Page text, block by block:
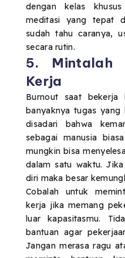
dengan kelas
meditasi yang tepat
sudah tahu caranya,
secara rutin.
5. Mintalah
Kerja
Burnout saat bekerja
banyaknya tugas yang
disadari bahwa
sebagai manusia
mungkin bisa
dalam satu waktu.
diri maka besar
Cobalah untuk
kerja jika memang
luar kapasitasmu.
bantuan agar
Jangan merasa ragu